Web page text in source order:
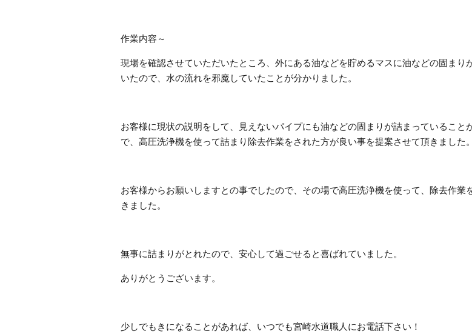
作業内容～
現場を確認させていただいたところ、外にある油などを貯めるマスに油などの固まり
いたので、水の流れを邪魔していたことが分かりました。
お客様に現状の説明をして、見えないパイプにも油などの固まりが詰まっていること
で、高圧洗浄機を使って詰まり除去作業をされた方が良い事を提案させて頂きました。
お客様からお願いしますとの事でしたので、その場で高圧洗浄機を使って、除去作業
きました。
無事に詰まりがとれたので、安心して過ごせると喜ばれていました。
ありがとうございます。
少しでもきになることがあれば、いつでも宮崎水道職人にお電話下さい！